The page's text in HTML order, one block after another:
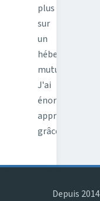
plus
sur
un
hébergement
mutualisé.
J'ai
énormément
appris
grâce…
Depuis 2014